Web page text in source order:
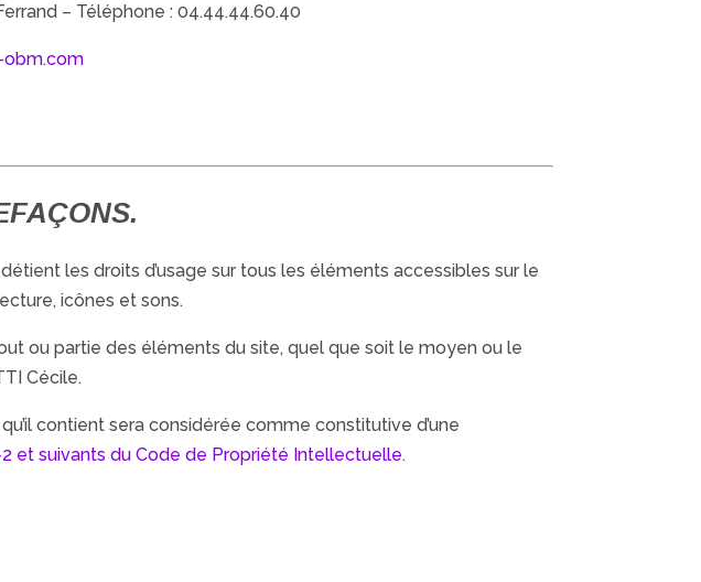
– Téléphone : 04.44.44.60.40
obm.com
les droits d’usage sur tous les éléments accessibles sur le
icônes et sons.
ou partie des éléments du site, quel que soit le moyen ou le
Cécile.
contient sera considérée comme constitutive d’une
2 et suivants du Code de Propriété Intellectuelle.